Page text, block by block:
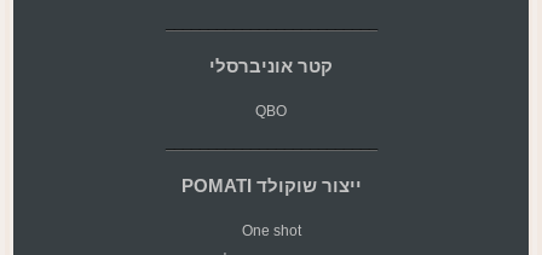
קטר אוניברסלי
QBO
ייצור שוקולד POMATI
One shot